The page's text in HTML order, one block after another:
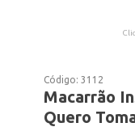
Código:3112
Macarrão
Quero